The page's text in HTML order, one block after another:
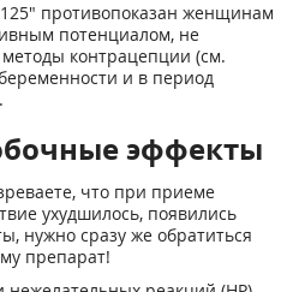
противопоказан женщинам
потенциалом, не
контрацепции (см.
и в период
эффекты
что при приеме
ухудшилось, появились
нужно сразу же обратиться
препарат!